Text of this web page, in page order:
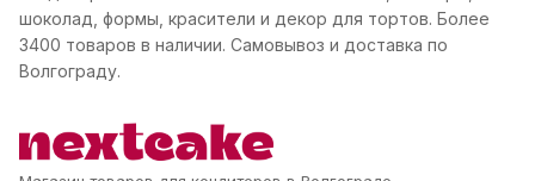
шоколад, формы, красители и декор для тортов. Более
3400 товаров в наличии. Самовывоз и доставка по
Волгограду.